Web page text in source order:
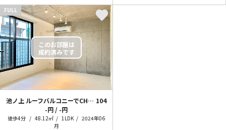
FULL
池ノ上 ルーフバルコニーでCHILL 104
-円 / -円
徒歩4分 48.12㎡ 1LDK
2024年06
月